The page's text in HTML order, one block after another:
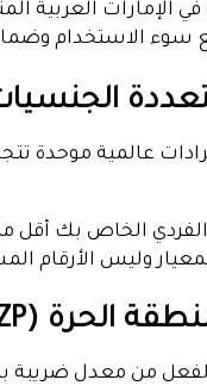
الإمارات العربية
سوء الاستخدام
أقل من 3 ملايين درهم
وليس الأرقام